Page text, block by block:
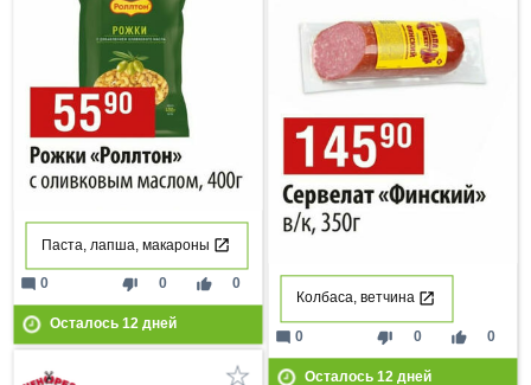
Паста, лапша, макароны
thumb_down 0 thumb_up 0
mode_comment 0
Осталось 12дней
Колбаса, ветчина
thumb_down 0 thumb_up 0
mode_comment 0
Осталось 12дней